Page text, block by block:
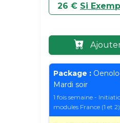
26 € Si
Package :
Mardi soir
1 fois semaine -
modules France (1 et 2)